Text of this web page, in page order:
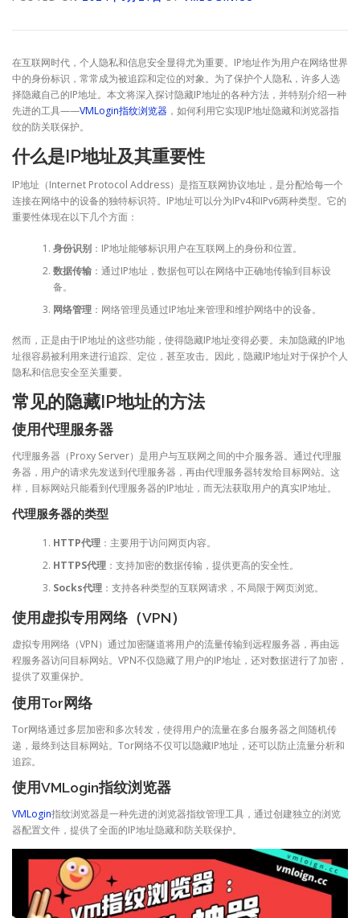
在互联网时代，个人隐私和信息安全显得尤为重要。IP地址作为用户在网络世界
中的身份标识，常常成为被追踪和定位的对象。为了保护个人隐私，许多人选
择隐藏自己的IP地址。本文将深入探讨隐藏IP地址的各种方法，并特别介绍一种
先进的工具——VMLogin指纹浏览器 ，如何利用它实现IP地址隐藏和浏览器指
纹的防关联保护。
什么是IP地址及其重要性
IP地址（Internet Protocol Address）是指互联网协议地址，是分配给每一个
连接在网络中的设备的独特标识符。IP地址可以分为IPv4和IPv6两种类型。它的
重要性体现在以下几个方面：
身份识别：IP地址能够标识用户在互联网上的身份和位置。
数据传输：通过IP地址，数据包可以在网络中正确地传输到目标设
备。
网络管理：网络管理员通过IP地址来管理和维护网络中的设备。
然而，正是由于IP地址的这些功能，使得隐藏IP地址变得必要。未加隐藏的IP地
址很容易被利用来进行追踪、定位，甚至攻击。因此，隐藏IP地址对于保护个人
隐私和信息安全至关重要。
常见的隐藏IP地址的方法
使用代理服务器
代理服务器（Proxy Server）是用户与互联网之间的中介服务器。通过代理服
务器，用户的请求先发送到代理服务器，再由代理服务器转发给目标网站。这
样，目标网站只能看到代理服务器的IP地址，而无法获取用户的真实IP地址。
代理服务器的类型
HTTP代理：主要用于访问网页内容。
HTTPS代理：支持加密的数据传输，提供更高的安全性。
Socks代理：支持各种类型的互联网请求，不局限于网页浏览。
使用虚拟专用网络（VPN）
虚拟专用网络（VPN）通过加密隧道将用户的流量传输到远程服务器，再由远
程服务器访问目标网站。VPN不仅隐藏了用户的IP地址，还对数据进行了加密，
提供了双重保护。
使用Tor网络
Tor网络通过多层加密和多次转发，使得用户的流量在多台服务器之间随机传
递，最终到达目标网站。Tor网络不仅可以隐藏IP地址，还可以防止流量分析和
追踪。
使用VMLogin指纹浏览器
VMLogin指纹浏览器是一种先进的浏览器指纹管理工具，通过创建独立的浏览
器配置文件，提供了全面的IP地址隐藏和防关联保护。